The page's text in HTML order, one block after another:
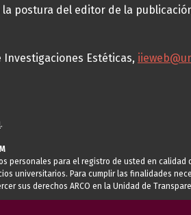
postura del editor de la
Estéticas,
.
personales para el registro de usted en
universitarios. Para cumplir las finalidades
sus derechos ARCO en la Unidad de